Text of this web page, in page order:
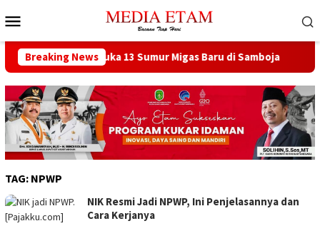
ke
Mobile
Breaking News
Berencana Buka 13 Sumur Migas Baru di Samboja
TAG: NPWP
NIK Resmi Jadi NPWP, Ini Penjelasannya dan
Cara Kerjanya